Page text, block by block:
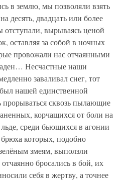
в землю, мы позволяли взять
десять, двадцать или более
отступали, вырываясь ценой
оставляя за собой в ночных
провожали нас отчаянными
Несчастные наши
заваливал снег, тот
нашей единственной
сквозь пылающие
корчащихся от боли на
среди бьющихся в агонии
которых, подобно
змеям, выползли
бросались в бой, их
себя в жертву, а точнее